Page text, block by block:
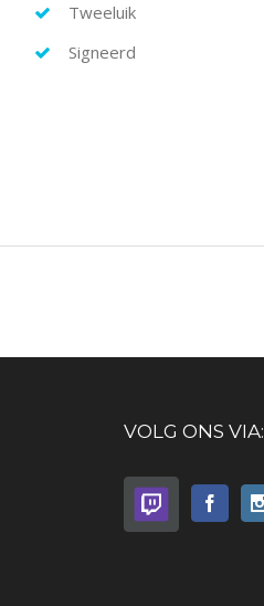
Tweeluik
Signeerd
VOLG ONS VIA: